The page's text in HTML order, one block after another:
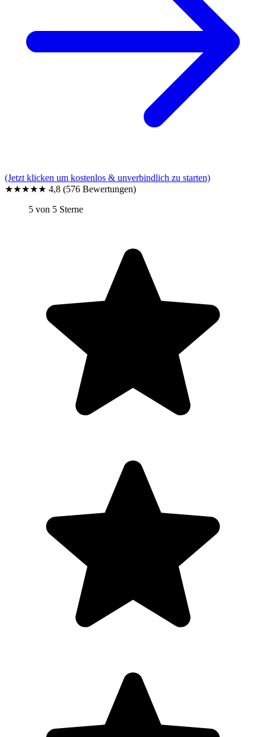
(Jetzt klicken um kostenlos & unverbindlich zu starten)
★★★★★ 4,8 (576 Bewertungen)
5 von 5 Sterne